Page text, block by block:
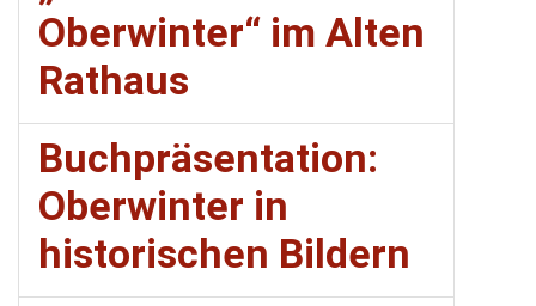
Oberwinter“ im Alten
Rathaus
Buchpräsentation:
Oberwinter in
historischen Bildern